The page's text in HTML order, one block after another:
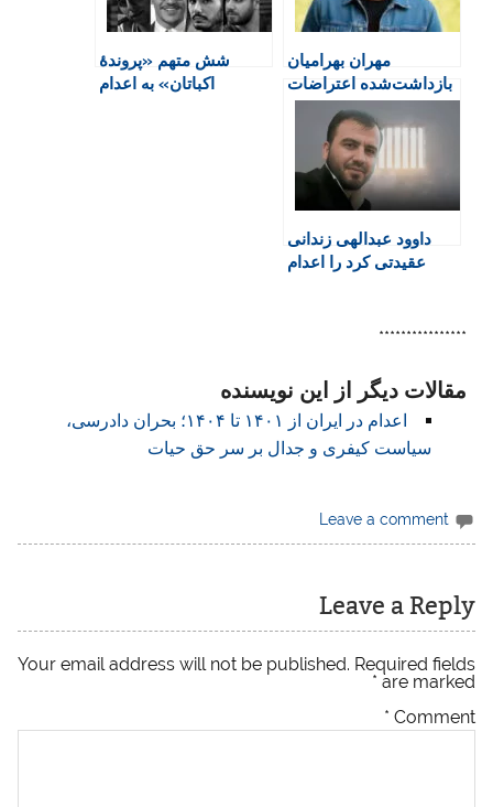
m
i
n
p
i
e
مهران بهرامیان
بازداشت‌شده اعتراضات
۱۴۰۱ اعدام شد
شش متهم «پروندهٔ
اکباتان» به اعدام
داوود عبدالهی زندانی
عقیدتی کرد را اعدام
****************
مقالات دیگر از این نویسنده
اعدام در ایران از ۱۴۰۱ تا ۱۴۰۴؛ بحران دادرسی،
سیاست کیفری و جدال بر سر حق حیات
Leave a comment
Leave a Reply
Your email address will not be published. Required fields
are marked
*
Comment
*